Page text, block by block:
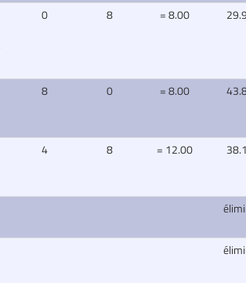
0 8 = 8.00
8 0 = 8.00
4 8 = 12.00